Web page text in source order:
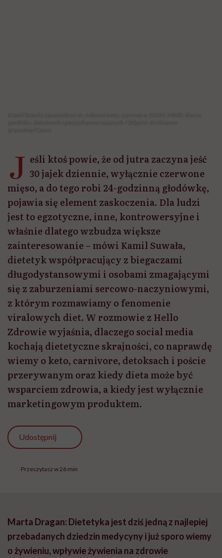
się z zaburzeniami sercowo-naczyniowymi,
z którym rozmawiamy o fenomenie
viralowych diet. W rozmowie z Hello
Zdrowie wyjaśnia, dlaczego social media
kochają dietetyczne skrajności, co naprawdę
wiemy o keto, carnivore, detoksach i poście
przerywanym oraz kiedy dieta może być
wsparciem zdrowia, a kiedy jest wyłącznie
marketingowym produktem.
Udostępnij
Przeczytasz w 26 min
Marta Dragan: Dietetyka jest dziś jedną z najlepiej
przebadanych dziedzin medycyny i już sporo wiemy
o żywieniu, wpływie żywienia na zdrowie
metaboliczne, na choroby serca na długość życia,
taką dziedzinę, która tak łatwo poddaje się
wieloczynnikowo. Nie jestem nawet pewien, czy
dietetyka jest pod tym względem zupełnie wyjątkowa.
Pewne podobieństwa widzę także w farmakoterapii.